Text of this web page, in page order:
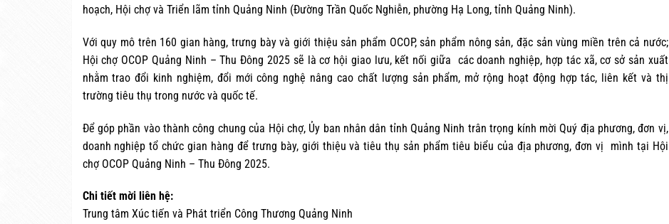
hoạch, Hội chợ và Triển lãm tỉnh Quảng Ninh (Đường Trần Quốc Nghiễn, phường Hạ Long, tỉnh Quảng Ninh).
Với quy mô trên 160 gian hàng, trưng bày và giới thiệu sản phẩm OCOP, sản phẩm nông sản, đặc sản vùng miền trên cả nước;
Hội chợ OCOP Quảng Ninh – Thu Đông 2025 sẽ là cơ hội giao lưu, kết nối giữa các doanh nghiệp, hợp tác xã, cơ sở sản xuất
nhằm trao đổi kinh nghiệm, đổi mới công nghệ nâng cao chất lượng sản phẩm, mở rộng hoạt động hợp tác, liên kết và thị
trường tiêu thụ trong nước và quốc tế.
Để góp phần vào thành công chung của Hội chợ, Ủy ban nhân dân tỉnh Quảng Ninh trân trọng kính mời Quý địa phương, đơn vị,
doanh nghiệp tổ chức gian hàng để trưng bày, giới thiệu và tiêu thụ sản phẩm tiêu biểu của địa phương, đơn vị mình tại Hội
chợ OCOP Quảng Ninh – Thu Đông 2025.
Chi tiết mời liên hệ:
Trung tâm Xúc tiến và Phát triển Công Thương Quảng Ninh